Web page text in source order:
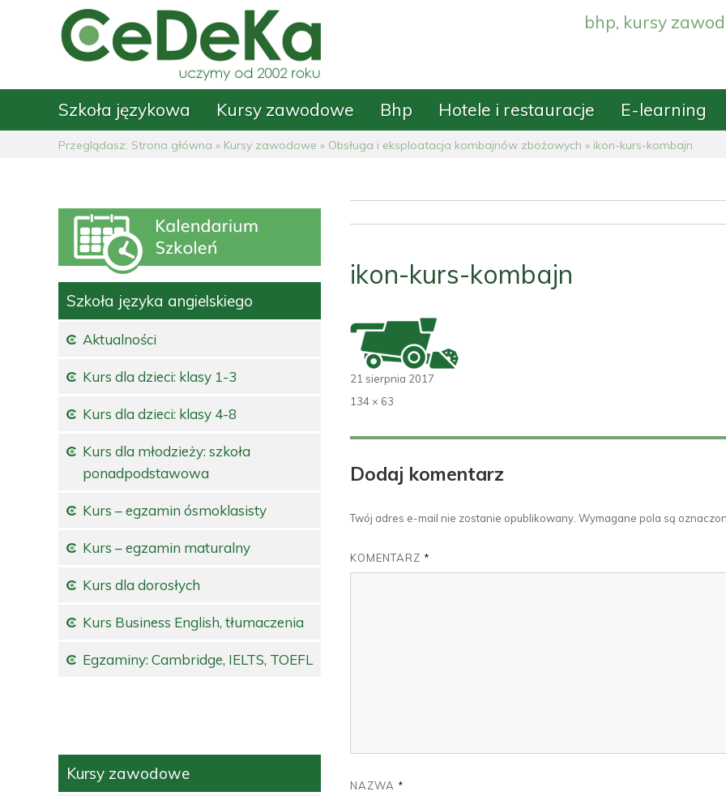
bhp, kursy
Szkoła językowa Kursy zawodowe Bhp Hotele i restauracje E-learning
Przeglądasz: Strona główna » Kursy zawodowe » Obsługa i eksploatacja kombajnów zbożowych » ikon-kurs-kombajn
ikon-kurs-kombajn
Opublikowano
21 sierpnia 2017
Pełny
134 × 63
Dodaj komentarz
Twój adres e-mail nie zostanie opublikowany. Wymagane pola są
KOMENTARZ *
NAZWA *
Szkoła języka angielskiego
Aktualności
Kurs dla dzieci: klasy 1-3
Kurs dla dzieci: klasy 4-8
Kurs dla młodzieży: szkoła
ponadpodstawowa
Kurs – egzamin ósmoklasisty
Kurs – egzamin maturalny
Kurs dla dorosłych
Kurs Business English, tłumaczenia
Egzaminy: Cambridge, IELTS, TOEFL
Kursy zawodowe